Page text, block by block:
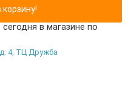
в магазине по
4, ТЦ Дружба